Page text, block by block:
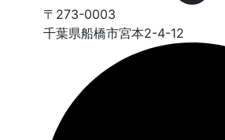
〒273-0003
千葉県船橋市宮本2-4-12